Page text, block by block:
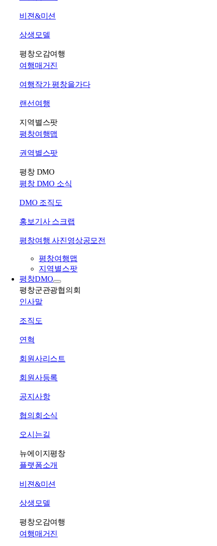
비젼&미션
상생모델
평창오감여행
여행매거진
여행작가 평창을가다
랜선여행
지역별스팟
평창여행맵
권역별스팟
평창 DMO
평창 DMO 소식
DMO 조직도
홍보기사 스크랩
평창여행 사진영상공모전
평창여행맵
지역별스팟
평창DMO
평창군관광협의회
인사말
조직도
연혁
회원사리스트
회원사등록
공지사항
협의회소식
오시는길
뉴에이지평창
플랫폼소개
비젼&미션
상생모델
평창오감여행
여행매거진